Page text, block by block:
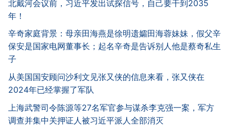
北戴河会议前，习近平发出试探信号，自己要干到2035
年！
辛奇家庭背景：母亲田海燕是徐明遗孀田海蓉妹妹，假父辛
保安是国家电网董事长；起名辛奇是告诉别人他是蔡奇私生
子
从美国国安顾问沙利文见张又侠的信息来看，张又侠在
2024年已经掌握了军队
上海武警司令陈源等27名军官参与谋杀李克强一案，军方
调查并集中关押证人被习近平派人全部消灭